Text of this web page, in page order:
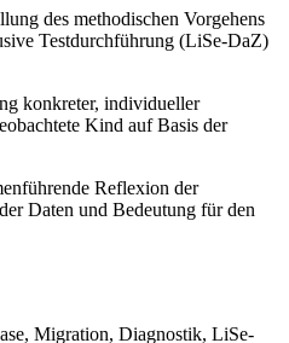
des methodischen Vorgehens
Testdurchführung (LiSe-DaZ)
konkreter, individueller
Kind auf Basis der
Reflexion der
Daten und Bedeutung für den
Migration, Diagnostik, LiSe-